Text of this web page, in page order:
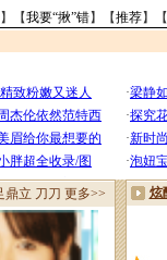
】【我要“揪”错】【推荐】